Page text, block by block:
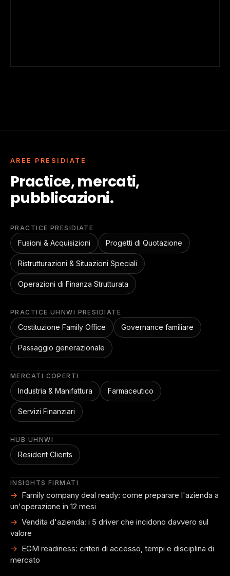
AREE PRESIDIATE
Practice, mercati,
pubblicazioni.
PRACTICE PRESIDIATE
Fusioni & Acquisizioni Progetti di Quotazione
Ristrutturazioni & Situazioni Speciali
Operazioni di Finanza Strutturata
PRACTICE UHNWI PRESIDIATE
Costituzione Family Office Governance familiare
Passaggio generazionale
MERCATI COPERTI
Industria & Manifattura Farmaceutico
Servizi Finanziari
HUB UHNWI
Resident Clients
INSIGHTS FIRMATI
Family company deal ready: come preparare l'azienda a
un'operazione in 12 mesi
Vendita d'azienda: i 5 driver che incidono davvero sul
valore
EGM readiness: criteri di accesso, tempi e disciplina di
mercato